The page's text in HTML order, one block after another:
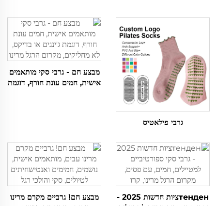
גרבי פילאטיס
מבצע חם - גרבי סקי מותאמים
אישית, חמים עונת חורף, דוגמת
тенденציות חדשות 2025 -
מבצע חם! גרביים מקרם מרינו